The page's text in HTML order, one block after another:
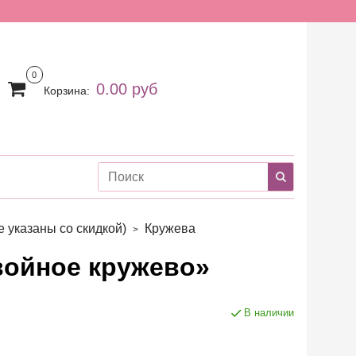
0
Корзина: 0.00 руб
со скидкой) Кружева
кружево»
В наличии